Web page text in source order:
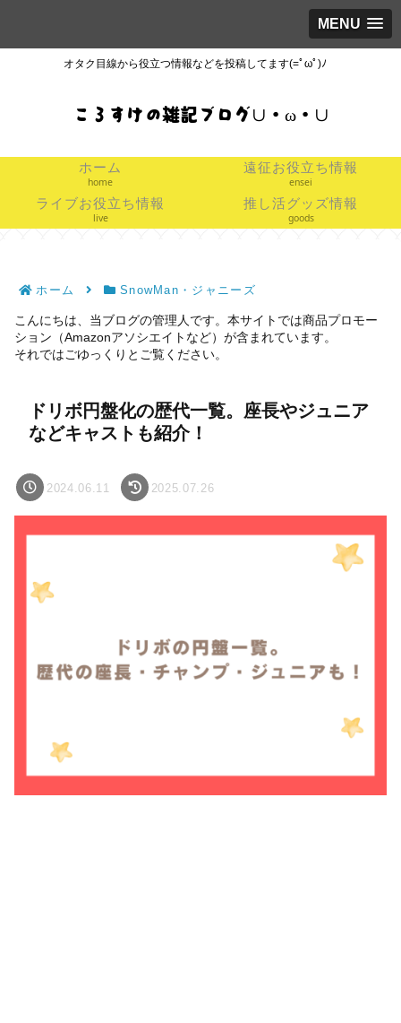
MENU
オタク目線から役立つ情報などを投稿してます(=ﾟωﾟ)ﾉ
ころすけの雑記ブログ∪・ω・∪
ホーム
home
遠征お役立ち情報
ensei
ライブお役立ち情報
live
推し活グッズ情報
goods
ホーム SnowMan・ジャニーズ
こんにちは、当ブログの管理人です。本サイトでは商品プロモー
ション（Amazonアソシエイトなど）が含まれています。
それではごゆっくりとご覧ください。
ドリボ円盤化の歴代一覧。座長やジュニア
などキャストも紹介！
2024.06.11 2025.07.26